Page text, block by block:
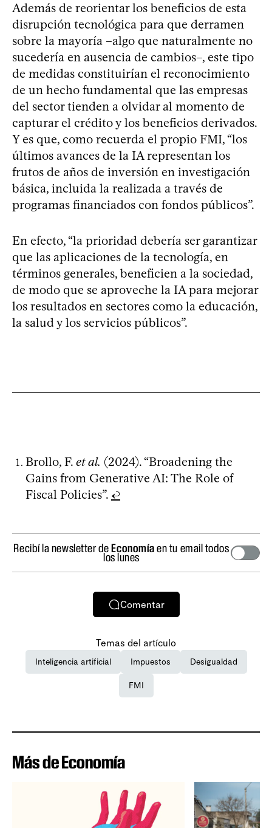
Además de reorientar los beneficios de esta
disrupción tecnológica para que derramen
sobre la mayoría –algo que naturalmente no
sucedería en ausencia de cambios–, este tipo
de medidas constituirían el reconocimiento
de un hecho fundamental que las empresas
del sector tienden a olvidar al momento de
capturar el crédito y los beneficios derivados.
Y es que, como recuerda el propio FMI, “los
últimos avances de la IA representan los
frutos de años de inversión en investigación
básica, incluida la realizada a través de
programas financiados con fondos públicos”.
En efecto, “la prioridad debería ser garantizar
que las aplicaciones de la tecnología, en
términos generales, beneficien a la sociedad,
de modo que se aproveche la IA para mejorar
los resultados en sectores como la educación,
la salud y los servicios públicos”.
Brollo, F. et al. (2024). “Broadening the
Gains from Generative AI: The Role of
Fiscal Policies”. ↩
Recibí la newsletter deEconomíaen tu email todos
los lunes
Comentar
Temas del artículo
Inteligencia artificial Impuestos Desigualdad
FMI
Más de Economía